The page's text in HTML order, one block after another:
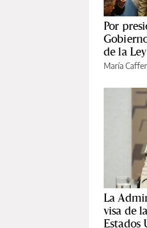
Por
de la
María
La
visa de
Estados